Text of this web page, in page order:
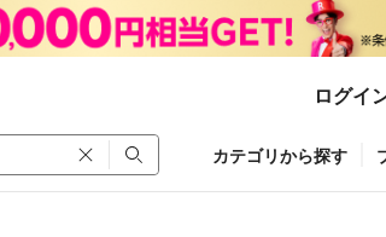
ログイ
カテゴリから探す